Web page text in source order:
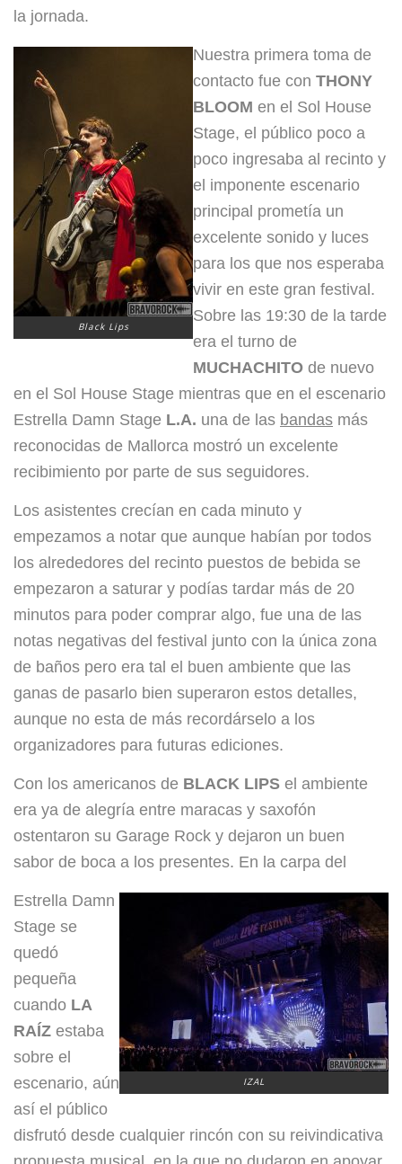
la jornada.
Black Lips
Nuestra primera toma de
contacto fue con THONY
BLOOM en el Sol House
Stage, el público poco a
poco ingresaba al recinto y
el imponente escenario
principal prometía un
excelente sonido y luces
para los que nos esperaba
vivir en este gran festival.
Sobre las 19:30 de la tarde
era el turno de
MUCHACHITO de nuevo
en el Sol House Stage mientras que en el escenario
Estrella Damn Stage L.A. una de las bandas más
reconocidas de Mallorca mostró un excelente
recibimiento por parte de sus seguidores.
Los asistentes crecían en cada minuto y
empezamos a notar que aunque habían por todos
los alrededores del recinto puestos de bebida se
empezaron a saturar y podías tardar más de 20
minutos para poder comprar algo, fue una de las
notas negativas del festival junto con la única zona
de baños pero era tal el buen ambiente que las
ganas de pasarlo bien superaron estos detalles,
aunque no esta de más recordárselo a los
organizadores para futuras ediciones.
Con los americanos de BLACK LIPS el ambiente
era ya de alegría entre maracas y saxofón
ostentaron su Garage Rock y dejaron un buen
sabor de boca a los presentes. En la carpa del
IZAL
Estrella Damn
Stage se
quedó
pequeña
cuando LA
RAÍZ estaba
sobre el
escenario, aún
así el público
disfrutó desde cualquier rincón con su reivindicativa